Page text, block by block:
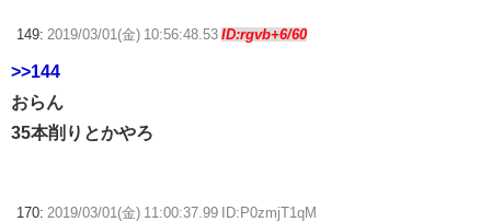
149: 2019/03/01(金) 10:56:48.53 ID:rgvb+6/60
>>144
おらん
35本削りとかやろ
170: 2019/03/01(金) 11:00:37.99 ID:P0zmjT1qM